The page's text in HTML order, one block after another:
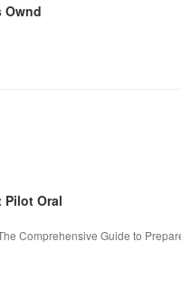
Ownd
Oral
Comprehensive Guide to